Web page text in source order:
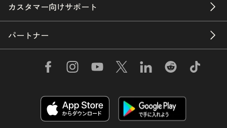
カスタマー向けサポート
パートナー